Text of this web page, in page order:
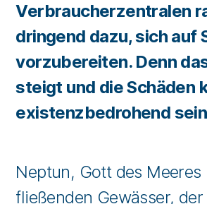
Verbraucherzentralen
dringend dazu, sich auf
vorzubereiten. Denn
steigt und die Schäden
existenzbedrohend
Neptun, Gott des Meeres
fließenden Gewässer,